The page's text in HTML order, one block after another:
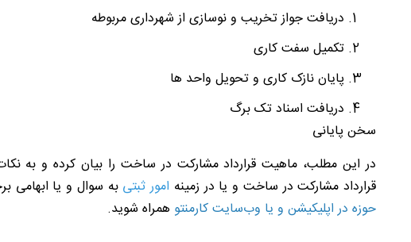
دریافت جواز تخریب و نوسازی از شهرداری مربوطه
تکمیل سفت کاری
پایان نازک کاری و تحویل واحد ها
دریافت اسناد تک برگ
سخن پایانی
در این مطلب، ماهیت قرارداد مشارکت در ساخت را بیان کرده و به
قرارداد مشارکت در ساخت و یا در زمینه امور ثبتی به سوال و یا ابهامی
حوزه دراپلیکیشن و یا وب‌سایت کارمنتو همراه شوید.